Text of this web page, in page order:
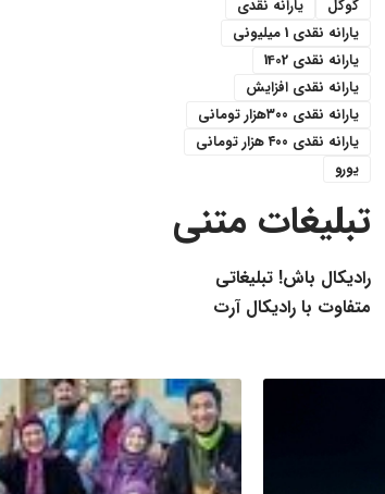
گوگل
یارانه نقدی
یارانه نقدی 1 میلیونی
یارانه نقدی 1402
یارانه نقدی افزایش
یارانه نقدی ۳۰۰هزار تومانی
یارانه نقدی ۴۰۰ هزار تومانی
یورو
تبلیغات متنی
رادیکال باش! تبلیغاتی
متفاوت با رادیکال آرت